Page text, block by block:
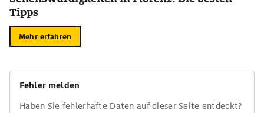
Tipps
Mehr erfahren
Fehler melden
Haben Sie fehlerhafte Daten auf dieser Seite entdeckt?